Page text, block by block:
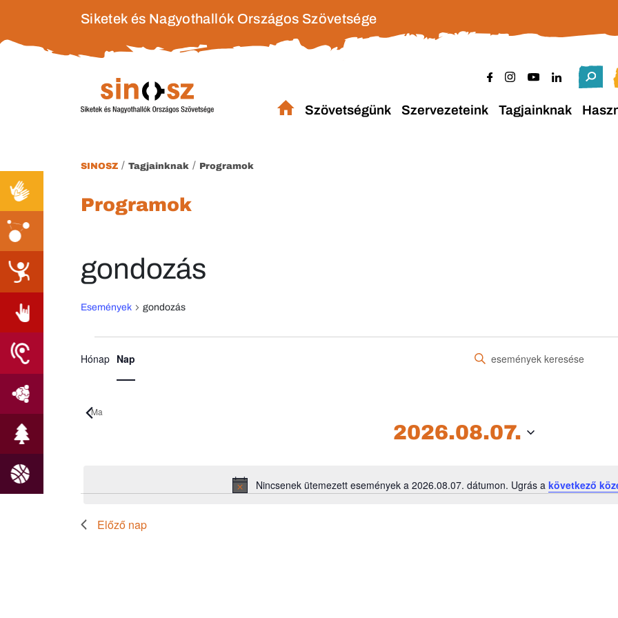
Siketek és Nagyothallók Országos Szövetsége
Szövetségünk Szervezeteink Tagjainknak
SINOSZ / Tagjainknak / Programok
Programok
gondozás
Események gondozás
Események
2026.08.07.
Notice
Nincsenek ütemezett események a 2026.08.07. dátumon. Ugrás a következő
Írja
meg
-
nézet
Hónap Nap
Ma
2026.08.07.
Előző nap